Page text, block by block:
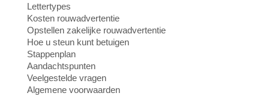
Lettertypes
Kosten rouwadvertentie
Opstellen zakelijke rouwadvertentie
Hoe u steun kunt betuigen
Stappenplan
Aandachtspunten
Veelgestelde vragen
Algemene voorwaarden